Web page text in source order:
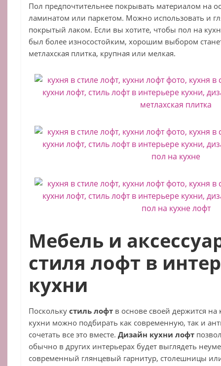
Пол предпочтительнее покрывать материалом на
ламинатом или паркетом. Можно использовать и
покрытый лаком. Если вы хотите, чтобы пол на
был более износостойким, хорошим выбором
метлахская плитка, крупная или мелкая.
Мебель и
стиля лофт в
кухни
Посколькустиль лофт в основе своей держится на
кухни можно подбирать как современную, так и
сочетать все это вместе.Дизайн кухни лофт
обычно в других интерьерах будет выглядеть
современный глянцевый гарнитур, столешницы